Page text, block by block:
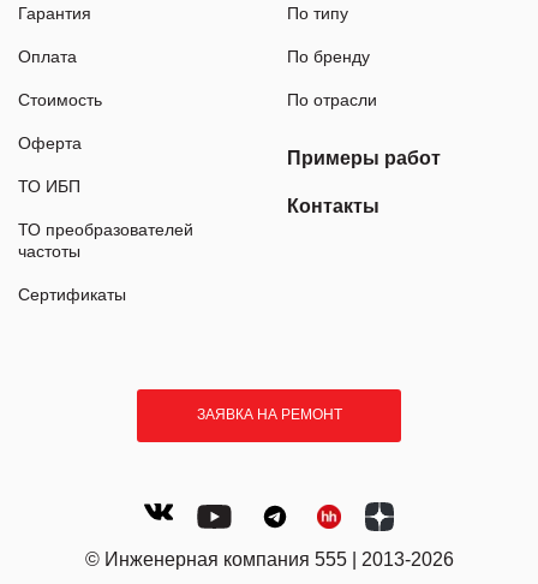
Гарантия
Оплата
Стоимость
Оферта
ТО ИБП
ТО преобразователей
частоты
Сертификаты
По типу
По бренду
По отрасли
Примеры работ
Контакты
ЗАЯВКА НА РЕМОНТ
© Инженерная компания 555 | 2013-2026